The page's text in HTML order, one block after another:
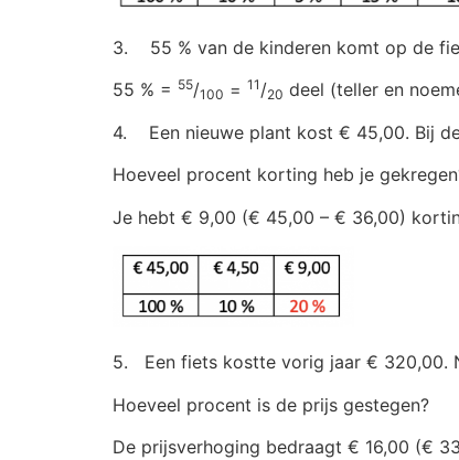
3. 55 % van de kinderen komt op de
55 % = 55/100 = 11 /20 deel (teller en
4. Een nieuwe plant kost € 45,00. Bij
Hoeveel procent korting heb je
Je hebt € 9,00 (€ 45,00 – € 36,00)
5. Een fiets kostte vorig jaar € 320,00.
Hoeveel procent is de prijs gestegen?
De prijsverhoging bedraagt € 16,00 (€